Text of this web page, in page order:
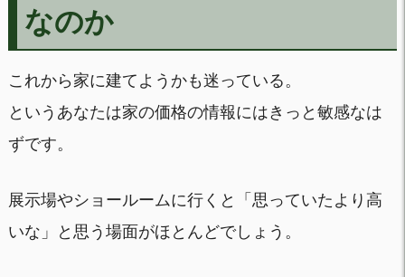
なのか
これから家に建てようかも迷っている。
というあなたは家の価格の情報にはきっと敏感なは
ずです。
展示場やショールームに行くと「思っていたより高
いな」と思う場面がほとんどでしょう。